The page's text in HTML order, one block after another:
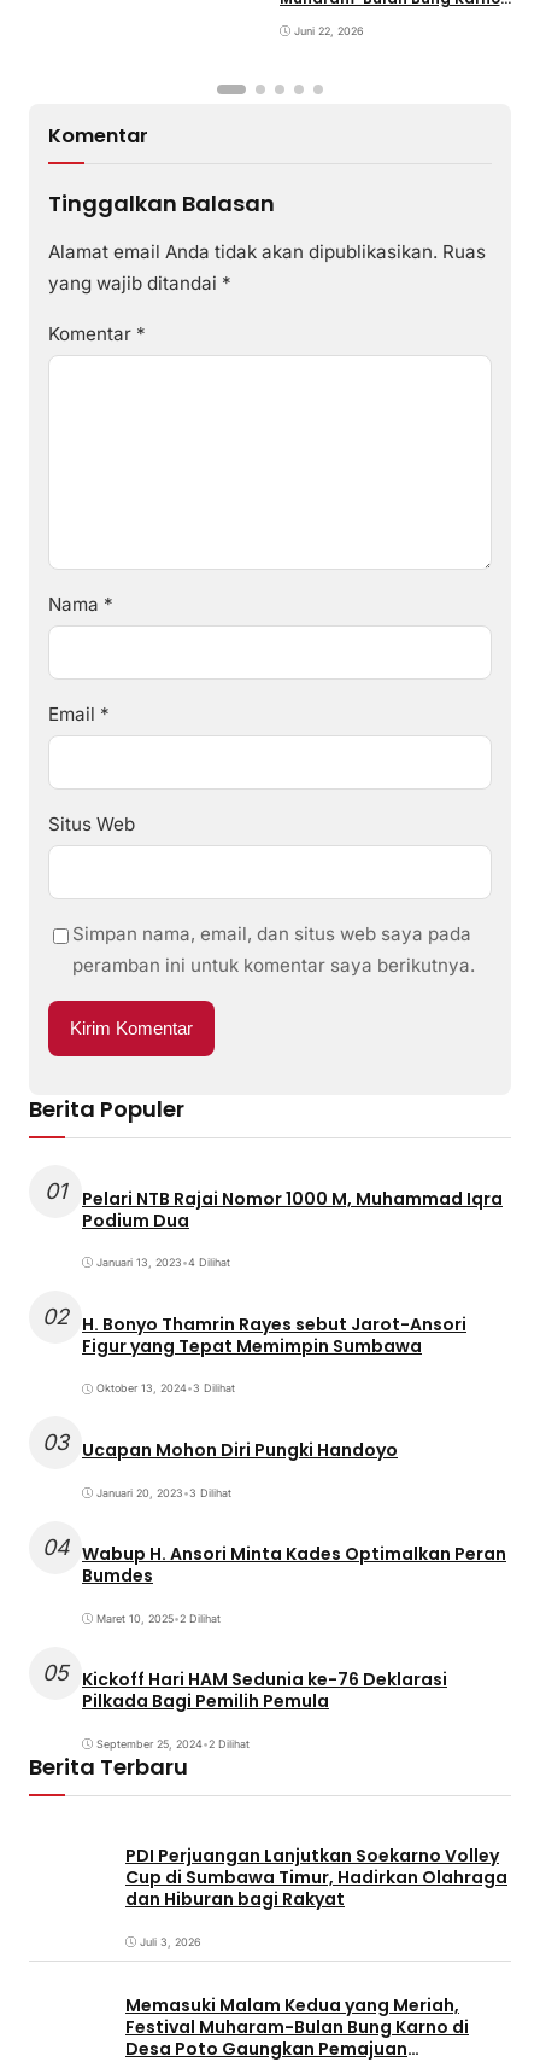
Pemajuan Kebudayaan
Juni 22, 2026
Komentar
Tinggalkan Balasan
Alamat email Anda tidak akan dipublikasikan. Ruas
yang wajib ditandai *
Komentar *
Nama *
Email *
Situs Web
Simpan nama, email, dan situs web saya pada
peramban ini untuk komentar saya berikutnya.
Berita Populer
01
Pelari NTB Rajai Nomor 1000 M, Muhammad Iqra
Podium Dua
Januari 13, 2023•4 Dilihat
02 H. Bonyo Thamrin Rayes sebut Jarot-Ansori
Figur yang Tepat Memimpin Sumbawa
Oktober 13, 2024•3 Dilihat
03 Ucapan Mohon Diri Pungki Handoyo
Januari 20, 2023•3 Dilihat
04 Wabup H. Ansori Minta Kades Optimalkan Peran
Bumdes
Maret 10, 2025•2 Dilihat
05 Kickoff Hari HAM Sedunia ke-76 Deklarasi
Pilkada Bagi Pemilih Pemula
September 25, 2024•2 Dilihat
Berita Terbaru
PDI Perjuangan Lanjutkan Soekarno Volley
Cup di Sumbawa Timur, Hadirkan Olahraga
dan Hiburan bagi Rakyat
Juli 3, 2026
Memasuki Malam Kedua yang Meriah,
Festival Muharam-Bulan Bung Karno di
Desa Poto Gaungkan Pemajuan